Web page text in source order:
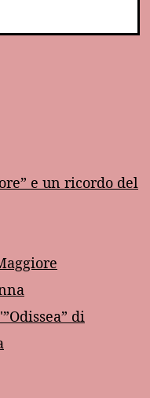
e un ricordo del
di